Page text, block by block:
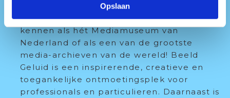
Opslaan
Het kleurrijke gebouw van Beeld Geluid is
een icoon op het Media Park. Je kunt ons
kennen als hét Mediamuseum van
Nederland of als een van de grootste
media-archieven van de wereld! Beeld
Geluid is een inspirerende, creatieve en
toegankelijke ontmoetingsplek voor
professionals en particulieren. Daarnaast is